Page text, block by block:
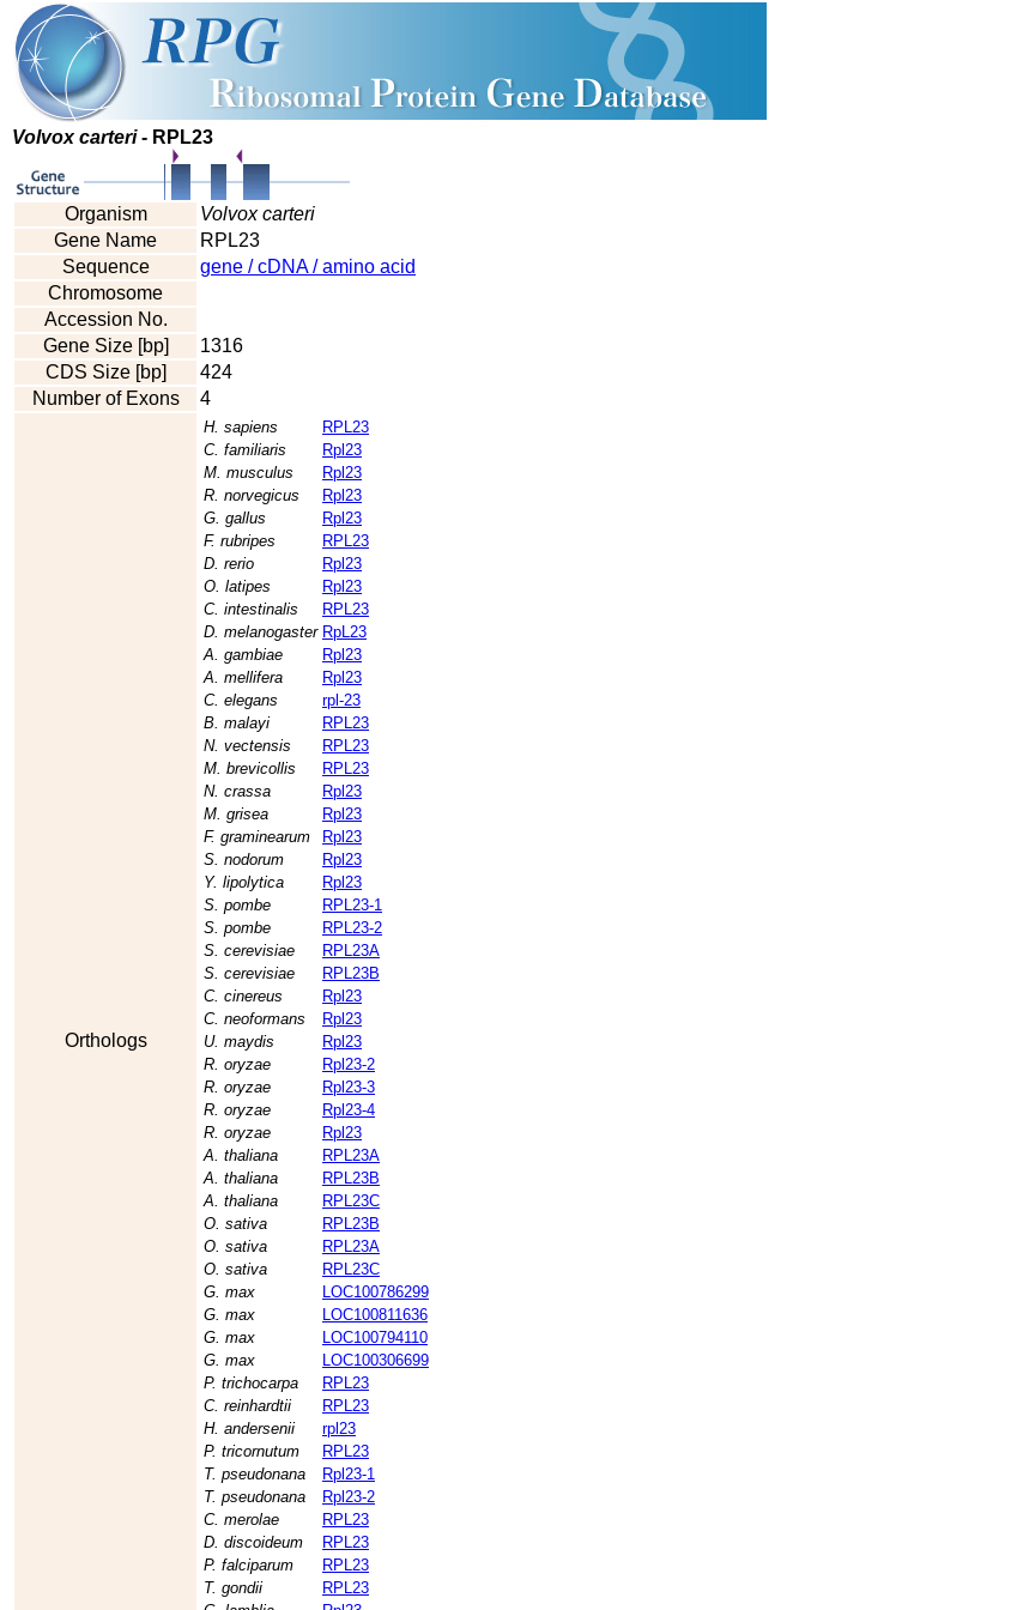
Volvox carteri- RPL23
Organism
Volvox carteri
Gene Name
RPL23
Sequence
gene / cDNA / amino acid
Chromosome
Accession No.
Gene Size [bp]
1316
CDS Size [bp]
424
Number of Exons
4
Orthologs
H. sapiens
RPL23
C. familiaris
Rpl23
M. musculus
Rpl23
R. norvegicus
Rpl23
G. gallus
Rpl23
F. rubripes
RPL23
D. rerio
Rpl23
O. latipes
Rpl23
C. intestinalis
RPL23
D. melanogaster RpL23
A. gambiae
Rpl23
A. mellifera
Rpl23
C. elegans
rpl-23
B. malayi
RPL23
N. vectensis
RPL23
M. brevicollis
RPL23
N. crassa
Rpl23
M. grisea
Rpl23
F. graminearum
Rpl23
S. nodorum
Rpl23
Y. lipolytica
Rpl23
S. pombe
RPL23-1
S. pombe
RPL23-2
S. cerevisiae
RPL23A
S. cerevisiae
RPL23B
C. cinereus
Rpl23
C. neoformans
Rpl23
U. maydis
Rpl23
R. oryzae
Rpl23-2
R. oryzae
Rpl23-3
R. oryzae
Rpl23-4
R. oryzae
Rpl23
A. thaliana
RPL23A
A. thaliana
RPL23B
A. thaliana
RPL23C
O. sativa
RPL23B
O. sativa
RPL23A
O. sativa
RPL23C
G. max
LOC100786299
G. max
LOC100811636
G. max
LOC100794110
G. max
LOC100306699
P. trichocarpa
RPL23
C. reinhardtii
RPL23
H. andersenii
rpl23
P. tricornutum
RPL23
T. pseudonana
Rpl23-1
T. pseudonana
Rpl23-2
C. merolae
RPL23
D. discoideum
RPL23
P. falciparum
RPL23
T. gondii
RPL23